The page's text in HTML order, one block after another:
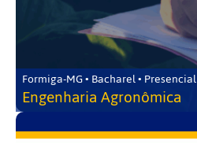
Formiga-MG • Bacharel • Presencial
Engenharia Agronômica